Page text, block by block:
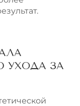
УХОДА ЗА